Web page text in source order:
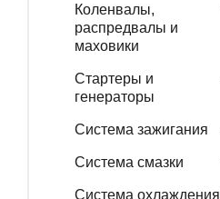
Коленвалы,
распредвалы и
маховики
Стартеры и
генераторы
Система зажигания
Система смазки
Система охлаждения